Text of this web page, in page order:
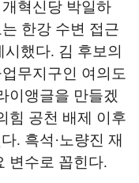
혁신당 박일하
한강 수변 접근
했다. 김 후보의
무지구인 여의도
이앵글을 만들겠
힘 공천 배제 이후
. 흑석·노량진 재
변수로 꼽힌다.